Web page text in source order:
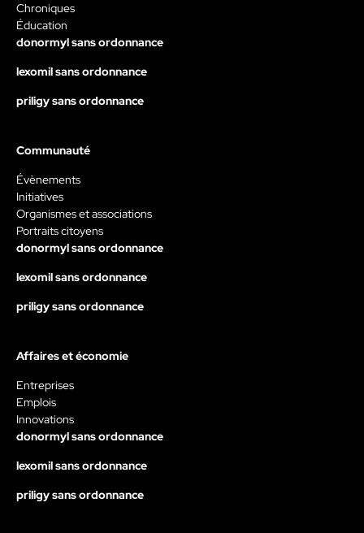
Chroniques
Éducation
donormyl sans ordonnance
lexomil sans ordonnance
priligy sans ordonnance
Communauté
Évènements
Initiatives
Organismes et associations
Portraits citoyens
donormyl sans ordonnance
lexomil sans ordonnance
priligy sans ordonnance
Affaires et économie
Entreprises
Emplois
Innovations
donormyl sans ordonnance
lexomil sans ordonnance
priligy sans ordonnance